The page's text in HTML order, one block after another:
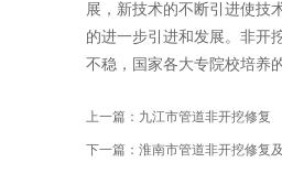
展，新技术的不断引进使技
的进一步引进和发展。非开
不稳，国家各大专院校培养
上一篇： 九江市管道非开挖修复
下一篇： 淮南市管道非开挖修复